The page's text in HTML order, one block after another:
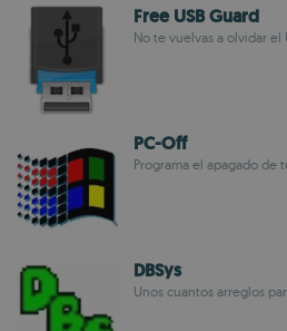
Free USB Guard
No te vuelvas a olvidar el
PC-Off
Programa el apagado de
DBSys
Unos cuantos arreglos